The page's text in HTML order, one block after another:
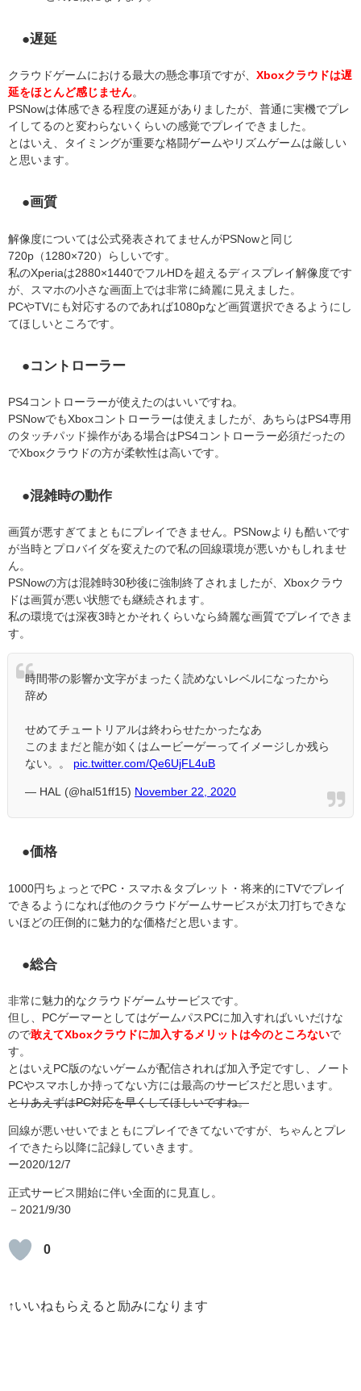
●遅延
クラウドゲームにおける最大の懸念事項ですが、 Xboxクラウドは遅
延をほとんど感じません。
PSNowは体感できる程度の遅延がありましたが、普通に実機でプレ
イしてるのと変わらないくらいの感覚でプレイできました。
とはいえ、タイミングが重要な格闘ゲームやリズムゲームは厳しい
と思います。
●画質
解像度については公式発表されてませんがPSNowと同じ
720p（1280×720）らしいです。
私のXperiaは2880×1440でフルHDを超えるディスプレイ解像度です
が、スマホの小さな画面上では非常に綺麗に見えました。
PCやTVにも対応するのであれば1080pなど画質選択できるようにし
てほしいところです。
●コントローラー
PS4コントローラーが使えたのはいいですね。
PSNowでもXboxコントローラーは使えましたが、あちらはPS4専用
のタッチパッド操作がある場合はPS4コントローラー必須だったの
でXboxクラウドの方が柔軟性は高いです。
●混雑時の動作
画質が悪すぎてまともにプレイできません。PSNowよりも酷いです
が当時とプロバイダを変えたので私の回線環境が悪いかもしれませ
ん。
PSNowの方は混雑時30秒後に強制終了されましたが、Xboxクラウ
ドは画質が悪い状態でも継続されます。
私の環境では深夜3時とかそれくらいなら綺麗な画質でプレイできま
す。
時間帯の影響か文字がまったく読めないレベルになったから
辞め
せめてチュートリアルは終わらせたかったなあ
このままだと龍が如くはムービーゲーってイメージしか残ら
ない。。 pic.twitter.com/Qe6UjFL4uB
— HAL (@hal51ff15) November 22, 2020
●価格
1000円ちょっとでPC・スマホ＆タブレット・将来的にTVでプレイ
できるようになれば他のクラウドゲームサービスが太刀打ちできな
いほどの圧倒的に魅力的な価格だと思います。
●総合
非常に魅力的なクラウドゲームサービスです。
但し、PCゲーマーとしてはゲームパスPCに加入すればいいだけな
ので敢えてXboxクラウドに加入するメリットは今のところないで
す。
とはいえPC版のないゲームが配信されれば加入予定ですし、ノート
PCやスマホしか持ってない方には最高のサービスだと思います。
とりあえずはPC対応を早くしてほしいですね。
回線が悪いせいでまともにプレイできてないですが、ちゃんとプレ
イできたら以降に記録していきます。
ー2020/12/7
正式サービス開始に伴い全面的に見直し。
－2021/9/30
0
↑いいねもらえると励みになります